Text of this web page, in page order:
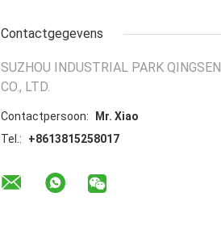
Contactgegevens
SUZHOU INDUSTRIAL PARK
CO., LTD.
Contactpersoon:
Mr. Xiao
Tel.:
+8613815258017